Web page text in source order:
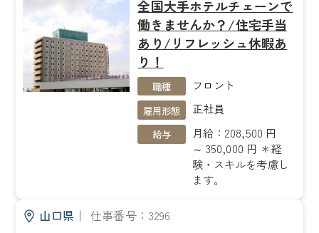
全国大手ホテルチェーンで
働きませんか？/住宅手当
あり/リフレッシュ休暇あ
り！
職種 フロント
雇用形態 正社員
給与
月給：208,500 円
～ 350,000 円 ＊経
験・スキルを考慮し
ます。
山口県｜ 仕事番号：3296